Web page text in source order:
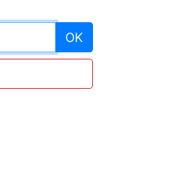
OK